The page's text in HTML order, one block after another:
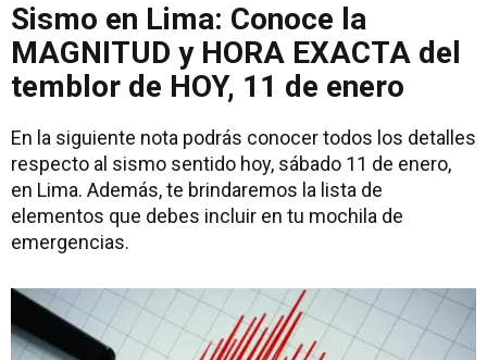
Sismo en Lima: Conoce la
MAGNITUD y HORA EXACTA del
temblor de HOY, 11 de enero
En la siguiente nota podrás conocer todos los detalles
respecto al sismo sentido hoy, sábado 11 de enero,
en Lima. Además, te brindaremos la lista de
elementos que debes incluir en tu mochila de
emergencias.